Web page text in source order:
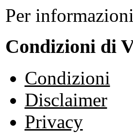
Per
Condizioni di
Condizioni
Disclaimer
Privacy